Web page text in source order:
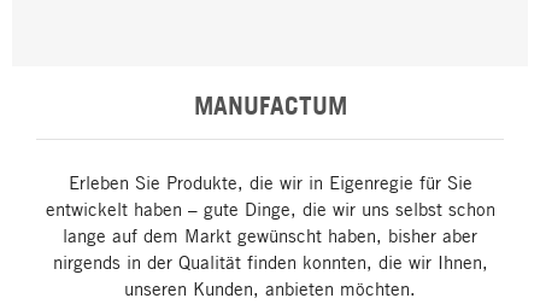
MANUFACTUM
Erleben Sie Produkte, die wir in Eigenregie für Sie
entwickelt haben – gute Dinge, die wir uns selbst schon
lange auf dem Markt gewünscht haben, bisher aber
nirgends in der Qualität finden konnten, die wir Ihnen,
unseren Kunden, anbieten möchten.